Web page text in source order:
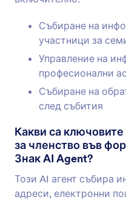
Събиране на
участници за
Управление на
професионални
Събиране на
след събития
Какви са
за членство във
Знак AI Agent?
Този AI агент събира
адреси, електронни